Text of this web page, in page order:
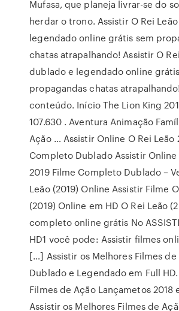
Mufasa, que planeja livrar-se do
herdar o trono. Assistir O Rei
legendado online grátis sem
chatas atrapalhando! Assistir O
dublado e legendado online
propagandas chatas
conteúdo. Início The Lion King
107.630 . Aventura Animação
Ação … Assistir Online O Rei Leão
Completo Dublado Assistir Online
2019 Filme Completo Dublado –
Leão (2019) Online Assistir Filme
(2019) Online em HD O Rei Leão
completo online grátis No
HD1 você pode: Assistir filmes
[…] Assistir os Melhores Filmes de
Dublado e Legendado em Full
Filmes de Ação Lançametos 2018
Assistir os Melhores Filmes de